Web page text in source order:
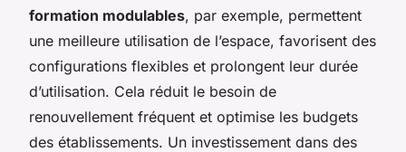
formation modulables, par exemple, permettent
une meilleure utilisation de l’espace, favorisent des
configurations flexibles et prolongent leur durée
d’utilisation. Cela réduit le besoin de
renouvellement fréquent et optimise les budgets
des établissements. Un investissement dans des